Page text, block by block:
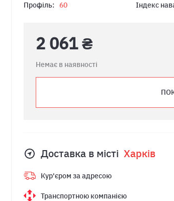
Профіль:
60 Індекс
2 061 ₴
Немає в наявності
Доставка в місті Харкiв
Кур'єром за адресою
Транспортною компанією